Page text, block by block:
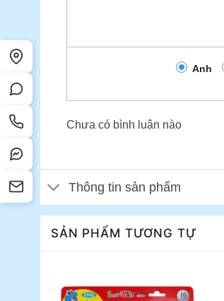
Anh
Chưa có bình luận nào
Thông tin sản phẩm
SẢN PHẨM TƯƠNG TỰ